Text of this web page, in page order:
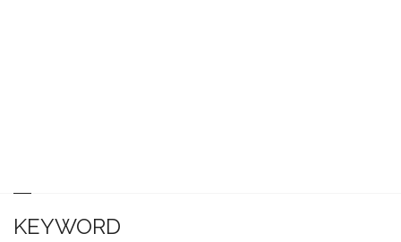
KEYWORD